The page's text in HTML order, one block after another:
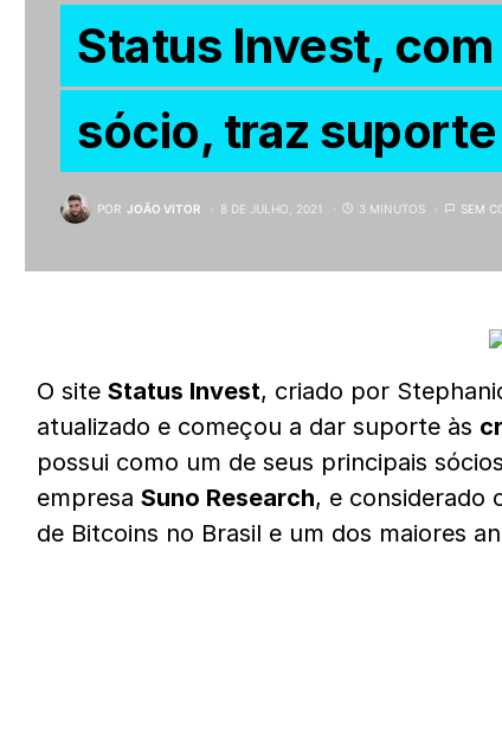
Status Invest,
sócio, traz
POR JOÃO VITOR 8 DE JULHO, 2021 3 MINUTOS SEM
O site Status Invest, criado por
atualizado e começou a dar suporte às
possui como um de seus principais sócios
empresa Suno Research, e considerado
de Bitcoins no Brasil e um dos maiores